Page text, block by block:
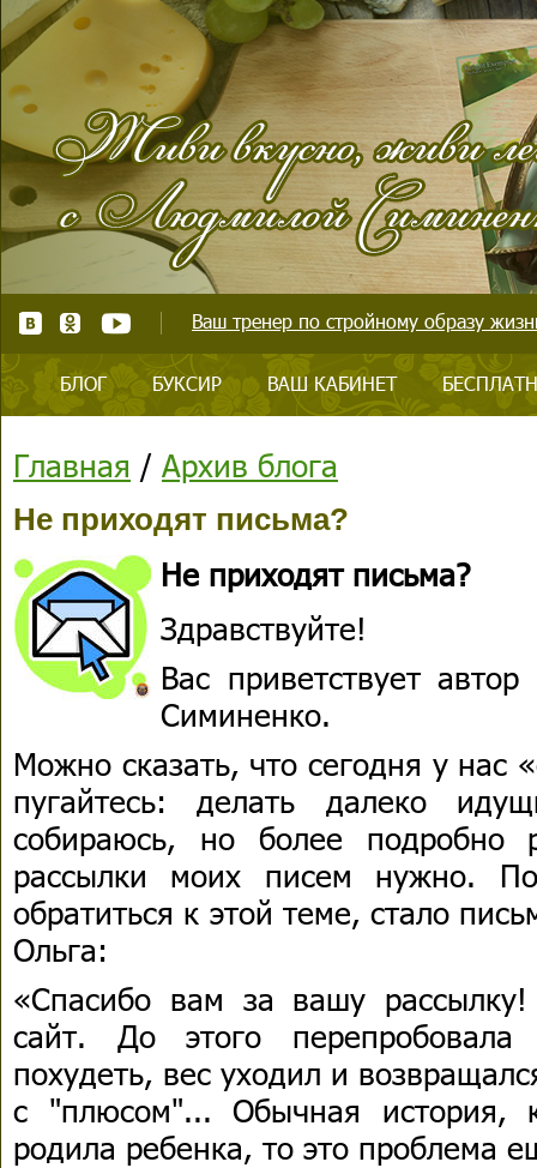
Ваш тренер по стройному образу
БЛОГ БУКСИР ВАШ КАБИНЕТ
Главная / Архив блога
Не приходят письма?
Не приходят письма?
Здравствуйте!
Вас приветствует
Симиненко.
Можно сказать, что сегодня у нас
пугайтесь: делать далеко
собираюсь, но более подробно
рассылки моих писем нужно.
обратиться к этой теме, стало
Ольга:
«Спасибо вам за вашу
сайт. До этого
похудеть, вес уходил и
с "плюсом"... Обычная история,
родила ребенка, то это проблема